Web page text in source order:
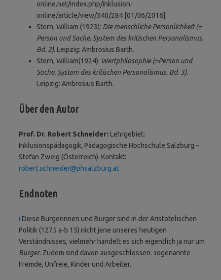
online.net/index.php/inklusion-
online/article/view/340/284 [01/06/2016].
Stern, William (1923): Die menschliche Persönlichkeit (=
Person und Sache. System des kritischen Personalismus.
Bd. 2).Leipzig: Ambrosius Barth.
Stern, William(1924): Wertphilosophie (=Person und
Sache. System des kritischen Personalismus. Bd. 3).
Leipzig: Ambrosius Barth.
Über den Autor
Prof. Dr. Robert Schneider: Lehrgebiet:
Inklusionspädagogik, Pädagogische Hochschule Salzburg –
Stefan Zweig (Österreich). Kontakt:
robert.schneider@phsalzburg.at
Endnoten
i Diese Bürgerinnen und Bürger sind in der Aristotelischen
Politik (1275 a-b 15) nicht jene unseres heutigen
Verständnisses, vielmehr handelt es sich eigentlich ja nur um
Bürger. Zudem sind davon ausgeschlossen: sogenannte
Fremde, Unfreie, Kinder und Arbeiter.